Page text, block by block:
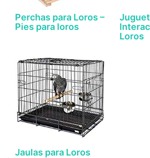
Perchas para Loros –
Pies para loros
Loros
Jaulas para Loros